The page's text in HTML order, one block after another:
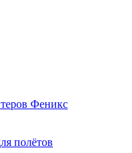
Феникс
полётов